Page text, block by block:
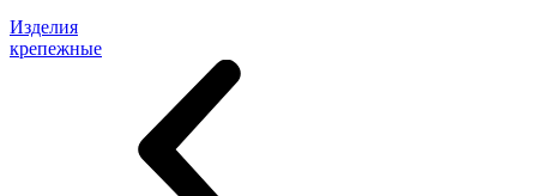
Изделия
крепежные